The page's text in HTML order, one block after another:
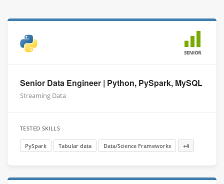
SENIOR
Senior Data Engineer | Python, PySpark, MySQL
Streaming Data
TESTED SKILLS
PySpark Tabular data Data/Science Frameworks +4